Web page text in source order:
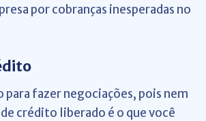
por cobranças inesperadas no
para fazer negociações, pois nem
crédito liberado é o que você